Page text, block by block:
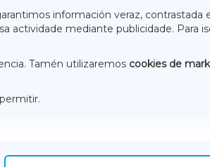
información veraz, contrastada
actividade mediante publicidade. Para
Tamén utilizaremos cookies de
TERRACHAXA
ACORUÑAXA